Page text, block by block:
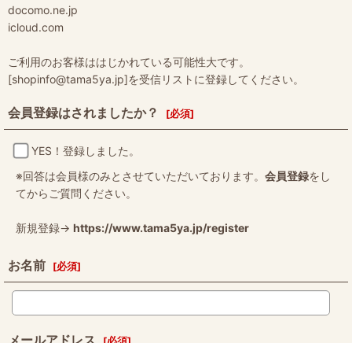
docomo.ne.jp
icloud.com
ご利用のお客様ははじかれている可能性大です。
[shopinfo@tama5ya.jp]を受信リストに登録してください。
会員登録はされましたか？ [必須]
YES！登録しました。
※回答は会員様のみとさせていただいております。 会員登録をし
てからご質問ください。
新規登録→ https://www.tama5ya.jp/register
お名前 [必須]
メールアドレス